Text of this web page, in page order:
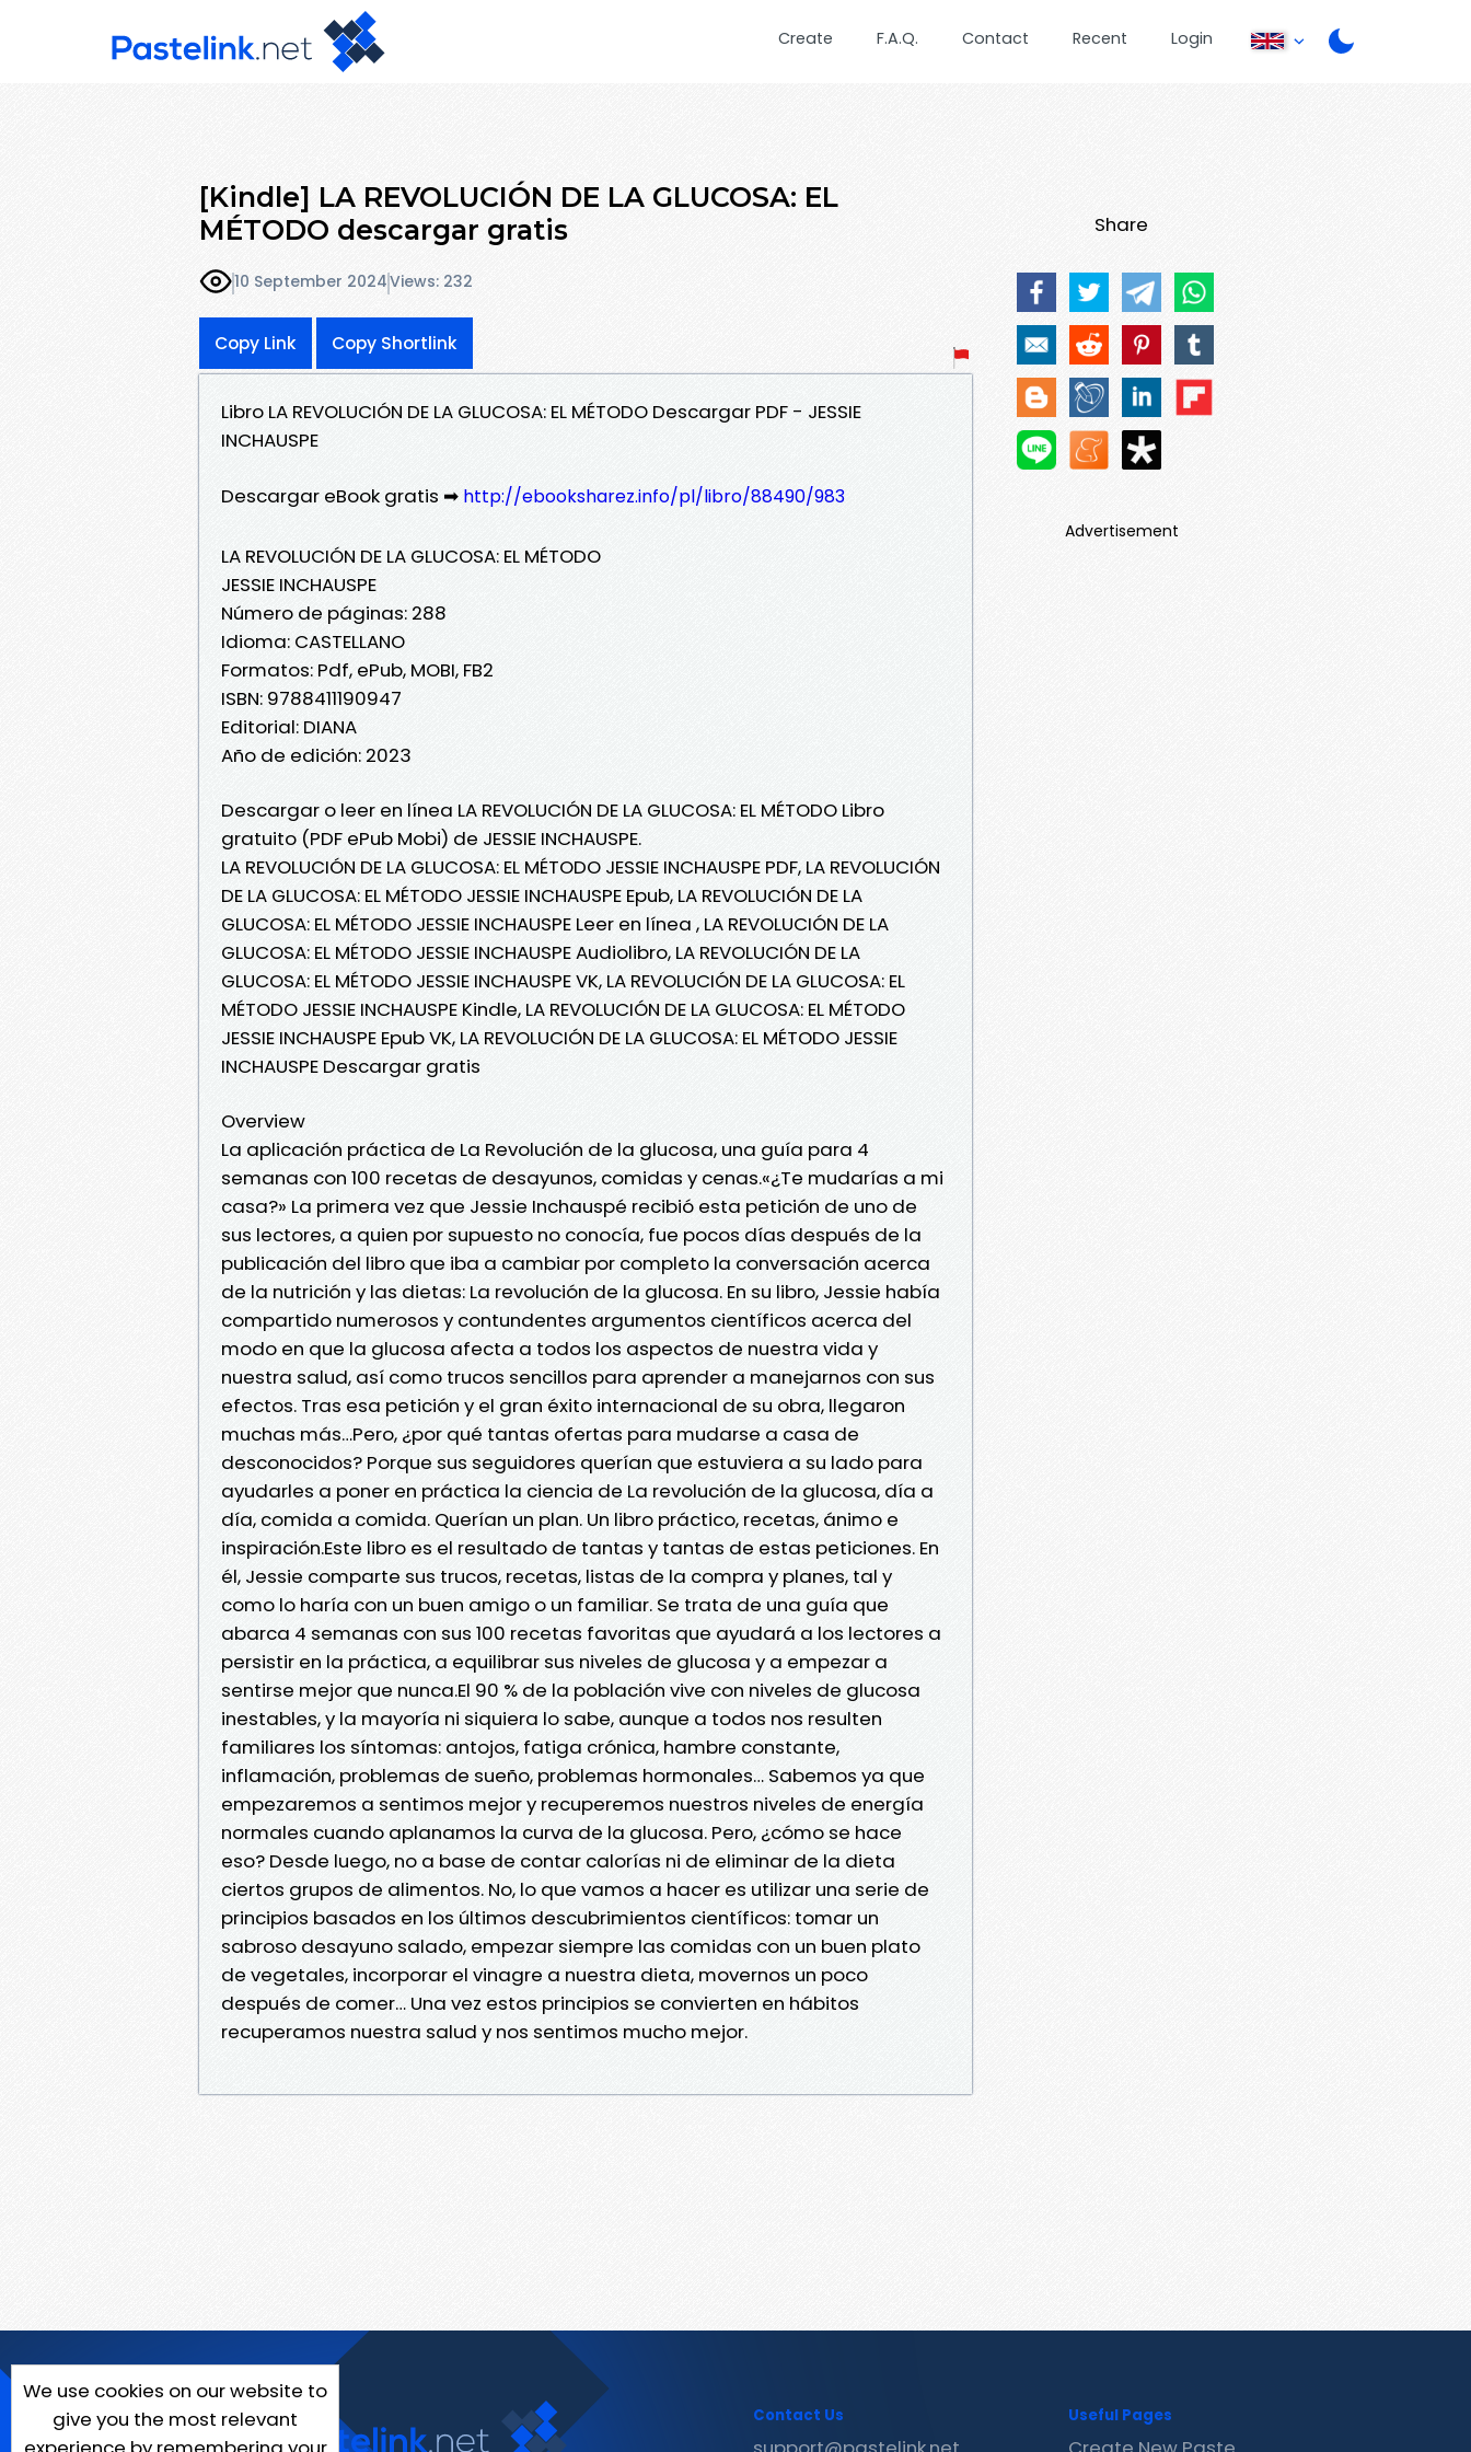
Create F.A.Q. Contact Recent Login
[Kindle] LA REVOLUCIÓN DE LA GLUCOSA: EL
MÉTODO descargar gratis
10 September 2024Views: 232
Copy Link Copy Shortlink
Libro LA REVOLUCIÓN DE LA GLUCOSA: EL MÉTODO Descargar PDF - JESSIE
INCHAUSPE
Descargar eBook gratis ➡ http://ebooksharez.info/pl/libro/88490/983
LA REVOLUCIÓN DE LA GLUCOSA: EL MÉTODO
JESSIE INCHAUSPE
Número de páginas: 288
Idioma: CASTELLANO
Formatos: Pdf, ePub, MOBI, FB2
ISBN: 9788411190947
Editorial: DIANA
Año de edición: 2023
Descargar o leer en línea LA REVOLUCIÓN DE LA GLUCOSA: EL MÉTODO Libro
gratuito (PDF ePub Mobi) de JESSIE INCHAUSPE.
LA REVOLUCIÓN DE LA GLUCOSA: EL MÉTODO JESSIE INCHAUSPE PDF, LA REVOLUCIÓN
DE LA GLUCOSA: EL MÉTODO JESSIE INCHAUSPE Epub, LA REVOLUCIÓN DE LA
GLUCOSA: EL MÉTODO JESSIE INCHAUSPE Leer en línea , LA REVOLUCIÓN DE LA
GLUCOSA: EL MÉTODO JESSIE INCHAUSPE Audiolibro, LA REVOLUCIÓN DE LA
GLUCOSA: EL MÉTODO JESSIE INCHAUSPE VK, LA REVOLUCIÓN DE LA GLUCOSA: EL
MÉTODO JESSIE INCHAUSPE Kindle, LA REVOLUCIÓN DE LA GLUCOSA: EL MÉTODO
JESSIE INCHAUSPE Epub VK, LA REVOLUCIÓN DE LA GLUCOSA: EL MÉTODO JESSIE
INCHAUSPE Descargar gratis
Overview
La aplicación práctica de La Revolución de la glucosa, una guía para 4
semanas con 100 recetas de desayunos, comidas y cenas.«¿Te mudarías a mi
casa?» La primera vez que Jessie Inchauspé recibió esta petición de uno de
sus lectores, a quien por supuesto no conocía, fue pocos días después de la
publicación del libro que iba a cambiar por completo la conversación acerca
de la nutrición y las dietas: La revolución de la glucosa. En su libro, Jessie había
compartido numerosos y contundentes argumentos científicos acerca del
modo en que la glucosa afecta a todos los aspectos de nuestra vida y
nuestra salud, así como trucos sencillos para aprender a manejarnos con sus
efectos. Tras esa petición y el gran éxito internacional de su obra, llegaron
muchas más…Pero, ¿por qué tantas ofertas para mudarse a casa de
desconocidos? Porque sus seguidores querían que estuviera a su lado para
ayudarles a poner en práctica la ciencia de La revolución de la glucosa, día a
día, comida a comida. Querían un plan. Un libro práctico, recetas, ánimo e
inspiración.Este libro es el resultado de tantas y tantas de estas peticiones. En
él, Jessie comparte sus trucos, recetas, listas de la compra y planes, tal y
como lo haría con un buen amigo o un familiar. Se trata de una guía que
abarca 4 semanas con sus 100 recetas favoritas que ayudará a los lectores a
persistir en la práctica, a equilibrar sus niveles de glucosa y a empezar a
sentirse mejor que nunca.El 90 % de la población vive con niveles de glucosa
inestables, y la mayoría ni siquiera lo sabe, aunque a todos nos resulten
familiares los síntomas: antojos, fatiga crónica, hambre constante,
inflamación, problemas de sueño, problemas hormonales… Sabemos ya que
empezaremos a sentimos mejor y recuperemos nuestros niveles de energía
normales cuando aplanamos la curva de la glucosa. Pero, ¿cómo se hace
eso? Desde luego, no a base de contar calorías ni de eliminar de la dieta
ciertos grupos de alimentos. No, lo que vamos a hacer es utilizar una serie de
principios basados en los últimos descubrimientos científicos: tomar un
sabroso desayuno salado, empezar siempre las comidas con un buen plato
de vegetales, incorporar el vinagre a nuestra dieta, movernos un poco
después de comer… Una vez estos principios se convierten en hábitos
recuperamos nuestra salud y nos sentimos mucho mejor.
Share
Advertisement
We use cookies on our website to
give you the most relevant
Contact Us Useful Pages